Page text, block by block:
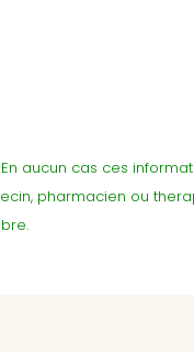
aucun cas ces
pharmacien ou